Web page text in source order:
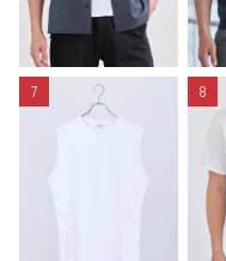
7 8